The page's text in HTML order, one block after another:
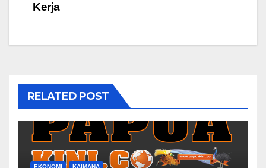
Kerja
RELATED POST
EKONOMI KAIMANA